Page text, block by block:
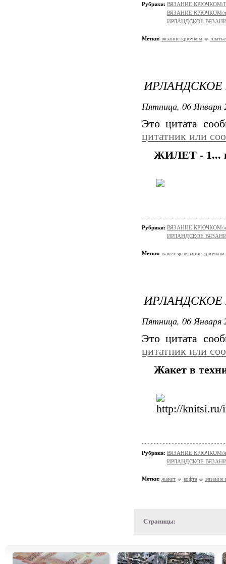
Рубрики: ВЯЗАНИЕ КРЮЧКОМ/
ВЯЗАНИЕ КРЮЧКОМ/
ИРЛАНДСКОЕ
Метки: вязание крючком платье
Пятница, 06 Января
Это цитата
цитатник или
ЖИЛЕТ - 1...
Рубрики: ВЯЗАНИЕ КРЮЧКОМ/
ИРЛАНДСКОЕ
Метки: жакет вязание крючком
Пятница, 06 Января
Это цитата
цитатник или
Жакет в
Рубрики: ВЯЗАНИЕ КРЮЧКОМ/
ИРЛАНДСКОЕ
Метки: жакет кофта
Страницы: